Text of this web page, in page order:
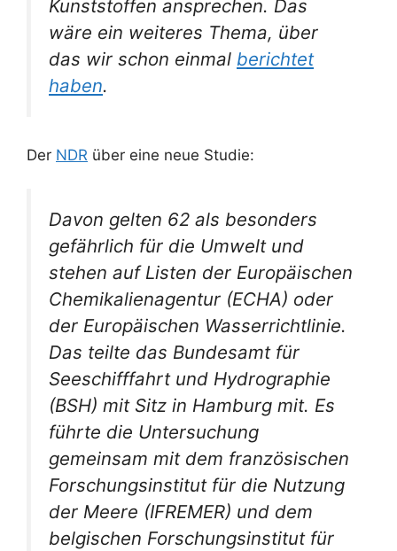
Kunststoffen ansprechen. Das
wäre ein weiteres Thema, über
das wir schon einmal berichtet
haben.
Der NDR über eine neue Studie:
Davon gelten 62 als besonders
gefährlich für die Umwelt und
stehen auf Listen der Europäischen
Chemikalienagentur (ECHA) oder
der Europäischen Wasserrichtlinie.
Das teilte das Bundesamt für
Seeschifffahrt und Hydrographie
(BSH) mit Sitz in Hamburg mit. Es
führte die Untersuchung
gemeinsam mit dem französischen
Forschungsinstitut für die Nutzung
der Meere (IFREMER) und dem
belgischen Forschungsinstitut für